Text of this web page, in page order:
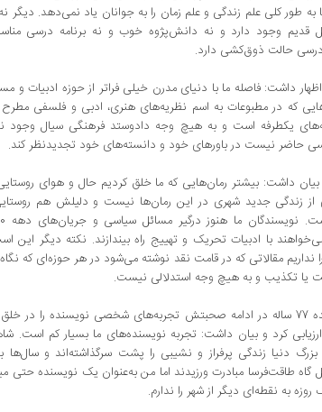
به طور کلی علم زندگی و علم زمان را به جوانان یاد نمی‌دهد. دیگر
قدیم وجود دارد و نه دانش‌پژوه خوب و نه برنامه درسی
درسی حالت ذوق‌کشی دارد.
داشت: فاصله ما با دنیای مدرن خیلی فراتر از حوزه ادبیات و
که در مطبوعات به اسم نظریه‌های هنری، ادبی و فلسفی
یکطرفه است و به هیچ وجه دادوستد فرهنگی سیال وجود
حاضر نیست در باورهای خود و دانسته‌های خود تجدیدنظر کند.
داشت: بیشتر رمان‌هایی که ما خلق کردیم حال و هوای
زندگی جدید شهری در این رمان‌ها نیست و دلیلش هم
با ادبیات تحریک و تهییج راه بیندازند. نکته دیگر این
نداریم مقالاتی که در قامت نقد نوشته می‌‌شود در هر حوزه‌ای که
یا تکذیب و به هیچ وجه استدلالی نیست.
این نویسنده 77 ساله در ادامه صحبتش تجربه‌های شخصی نویسنده را در
کرد و بیان داشت: تجربه نویسنده‌های ما بسیار کم است.
بزرگ دنیا زندگی پرفراز و نشیبی را پشت سرگذاشته‌اند و سال‌ها
گاه طاقت‌فرسا مبادرت ورزیدند اما من به‌عنوان یک نویسنده حتی
به نقطه‌ای دیگر از شهر را ندارم.